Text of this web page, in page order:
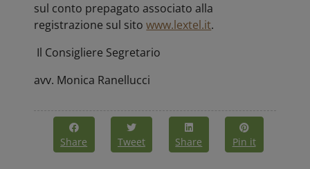
sul conto prepagato associato alla
registrazione sul sitowww.lextel.it.
Il Consigliere Segretario
avv. Monica Ranellucci
Share Tweet Share Pin it